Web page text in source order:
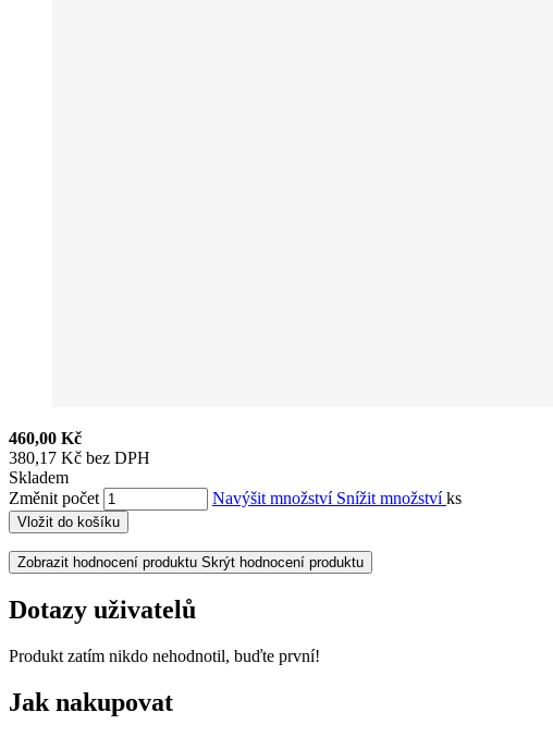
460,00 Kč
380,17 Kč bez DPH
Skladem
Změnit počet
Navýšit množství Snížit množstvíks
Vložit do košíku
Zobrazit hodnocení produktu Skrýt hodnocení produktu
Dotazy uživatelů
Produkt zatím nikdo nehodnotil, buďte první!
Jak nakupovat